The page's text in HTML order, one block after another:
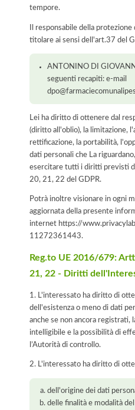
tempore.
Il responsabile della protezione
titolare ai sensi dell'art.37 del
ANTONINO DI
seguenti recapiti: e-mail
Lei ha diritto di ottenere dal
(diritto all'oblio), la limitazione,
rettificazione, la portabilità,
dati personali che La
esercitare tutti i diritti previsti
20, 21, 22 del GDPR.
Potrà inoltre visionare in ogni
aggiornata della presente
internet https://
11272361443.
Reg.to UE 2016/679:
21, 22 - Diritti
1. L'interessato ha diritto di
dell'esistenza o meno di dati
anche se non ancora registrati,
intelligibile e la possibilità di
l’Autorità di controllo.
2. L'interessato ha diritto di
dell'origine dei dati
delle finalità e modalità